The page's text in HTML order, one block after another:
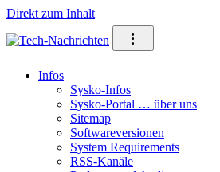
Direkt zum Inhalt
⁝
Infos
Sysko-Infos
Sysko-Portal … über uns
Sitemap
Softwareversionen
System Requirements
RSS-Kanäle